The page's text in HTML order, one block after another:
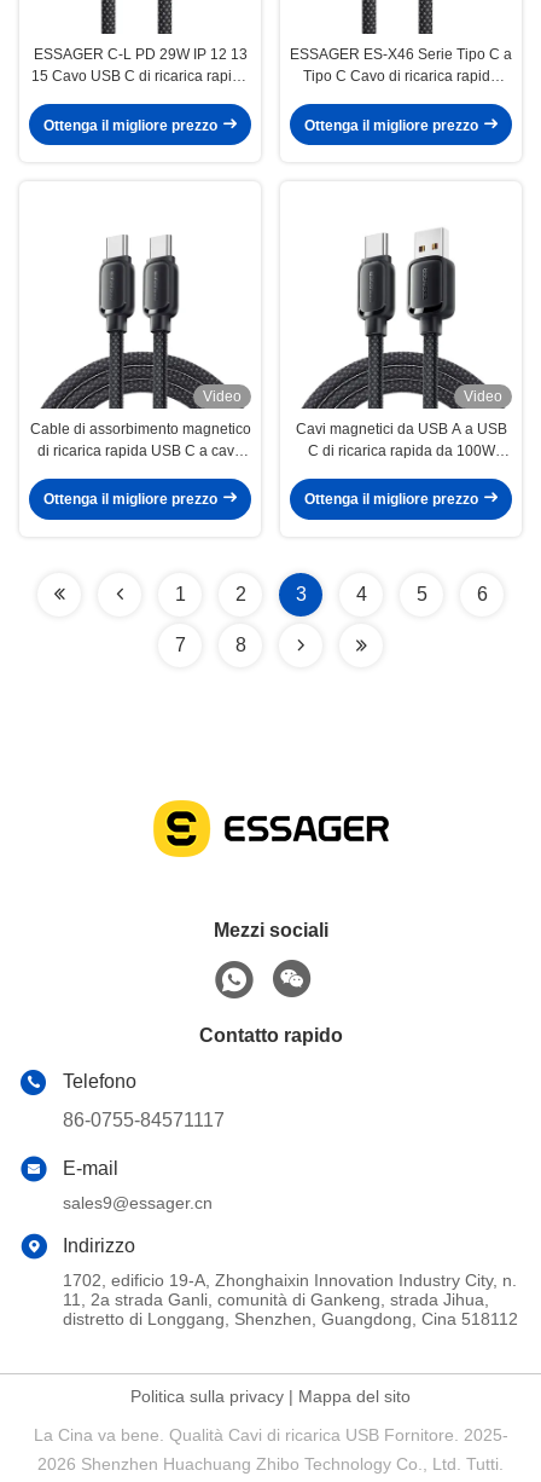
ESSAGER C-L PD 29W IP 12 13
15 Cavo USB C di ricarica rapida
Ottenga il migliore prezzo
ESSAGER ES-X46 Serie Tipo C a
Tipo C Cavo di ricarica rapida
Ottenga il migliore prezzo
Video
Cable di assorbimento magnetico
di ricarica rapida USB C a cavo
Ottenga il migliore prezzo
Video
Cavi magnetici da USB A a USB
C di ricarica rapida da 100W
Ottenga il migliore prezzo
1 2 3 4 5 6
7 8
Mezzi sociali
Contatto rapido
Telefono
86-0755-84571117
E-mail
sales9@essager.cn
Indirizzo
1702, edificio 19-A, Zhonghaixin Innovation Industry City, n.
11, 2a strada Ganli, comunità di Gankeng, strada Jihua,
distretto di Longgang, Shenzhen, Guangdong, Cina 518112
Politica sulla privacy | Mappa del sito
La Cina va bene. Qualità Cavi di ricarica USB Fornitore. 2025-
2026 Shenzhen Huachuang Zhibo Technology Co., Ltd. Tutti.